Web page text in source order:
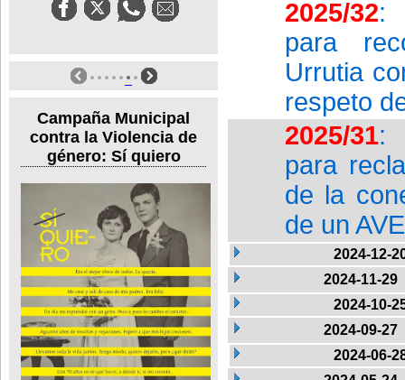
Campaña Municipal
contra la Violencia de
género: Sí quiero
2025/32:
para
Urrutia
respeto
2025/31:
para
de la
de un
2024-12-
2024-11-29
2024-10-
2024-09-27
2024-06-